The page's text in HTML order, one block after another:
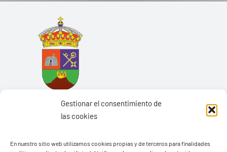
Gestionar el consentimiento de
las cookies
En nuestro sitio web utilizamos cookies propias y de terceros para finalidades